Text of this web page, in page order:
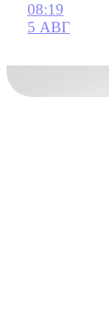
08:19
5 АВГ